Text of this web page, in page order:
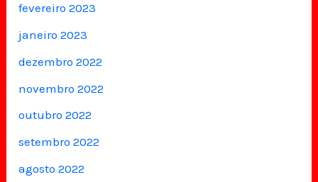
fevereiro 2023
janeiro 2023
dezembro 2022
novembro 2022
outubro 2022
setembro 2022
agosto 2022